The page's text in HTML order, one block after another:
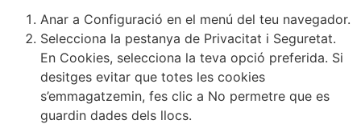
Anar a Configuració en el menú del teu navegador.
Selecciona la pestanya de Privacitat i Seguretat.
En Cookies, selecciona la teva opció preferida. Si
desitges evitar que totes les cookies
s’emmagatzemin, fes clic a No permetre que es
guardin dades dels llocs.